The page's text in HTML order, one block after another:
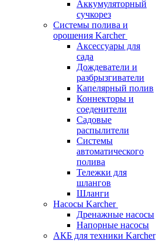
Аккумуляторный
сучкорез
Системы полива и
орошения Karcher
Аксессуары для
сада
Дождеватели и
разбрызгиватели
Капелярный полив
Коннекторы и
соеденители
Садовые
распылители
Системы
автоматического
полива
Тележки для
шлангов
Шланги
Насосы Karcher
Дренажные насосы
Напорные насосы
АКБ для техники Karcher